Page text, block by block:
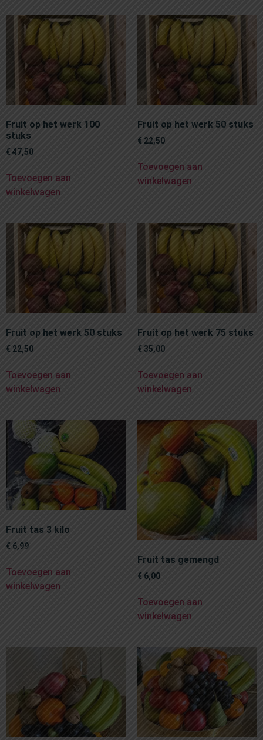
Fruit op het werk 100
stuks
€47,50
Toevoegen aan
winkelwagen
Fruit op het werk 50 stuks
€ 22,50
Toevoegen aan
winkelwagen
Fruit op het werk 50 stuks
€ 22,50
Toevoegen aan
winkelwagen
Fruit op het werk 75 stuks
€ 35,00
Toevoegen aan
winkelwagen
Fruit tas 3 kilo
€ 6,99
Toevoegen aan
winkelwagen
Fruit tas gemengd
€ 6,00
Toevoegen aan
winkelwagen